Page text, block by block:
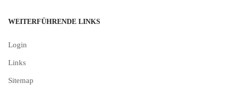
WEITERFÜHRENDE LINKS
Login
Links
Sitemap